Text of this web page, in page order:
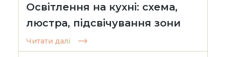
Освітлення на кухні: схема,
люстра, підсвічування зони
Читати далі